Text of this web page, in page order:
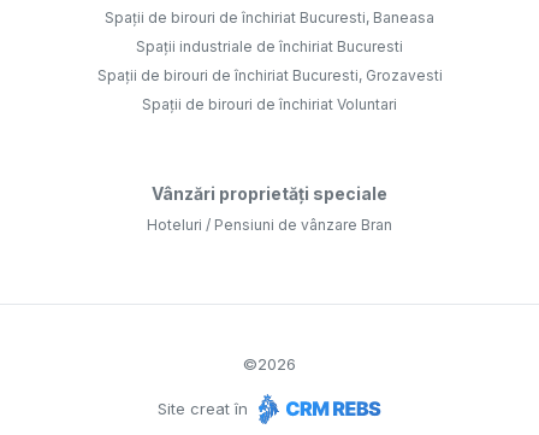
Spații de birouri de închiriat Bucuresti, Baneasa
Spații industriale de închiriat Bucuresti
Spații de birouri de închiriat Bucuresti, Grozavesti
Spații de birouri de închiriat Voluntari
Vânzări proprietăți speciale
Hoteluri / Pensiuni de vânzare Bran
©2026
Site creat în